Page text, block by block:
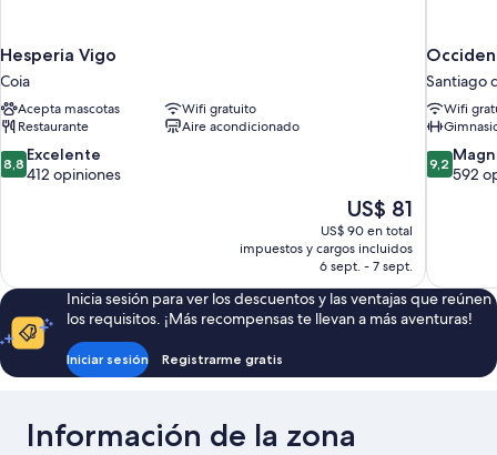
Hesperia Vigo
Coia
Acepta mascotas
Wifi gratuito
Restaurante
Aire acondicionado
8.8
de
8,8 Excelente
412 opiniones
El
precio
actual
es
de
US$ 81
US$ 81
US$ 90 en total
impuestos y cargos incluidos
6 sept. - 7 sept.
Santiago
Wifi
9.2
de
9,2
592
Inicia sesión para ver los descuentos y las ventajas que reúnen
los requisitos. ¡Más recompensas te llevan a más aventuras!
Iniciar sesión Registrarme gratis
Información de la zona